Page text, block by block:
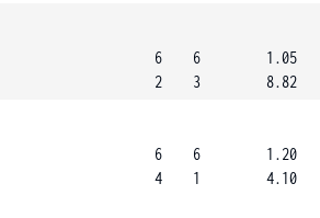
6
2
6
3
1.05
8.82
6
4
6
1
1.20
4.10